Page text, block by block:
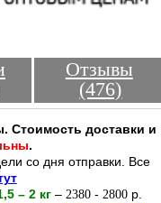
Отзывы
(476)
Стоимость доставки и
.
со дня отправки. Все
– 2 кг – 2380 - 2800 р.